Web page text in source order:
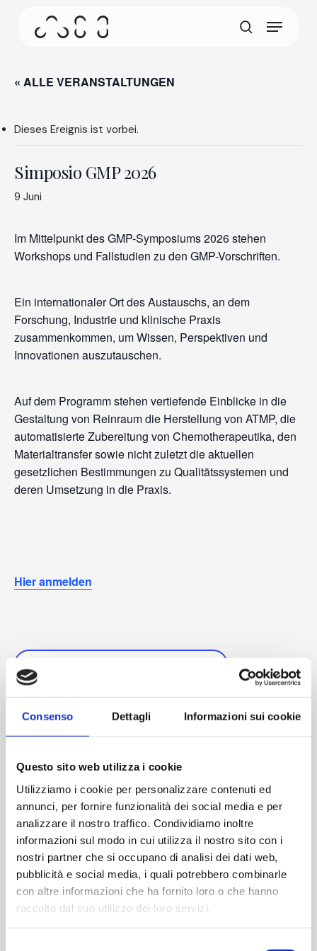
Consenso Dettagli Informazioni sui cookie
Questo sito web utilizza i cookie
Utilizziamo i cookie per personalizzare contenuti ed
annunci, per fornire funzionalità dei social media e per
analizzare il nostro traffico. Condividiamo inoltre
informazioni sul modo in cui utilizza il nostro sito con i
nostri partner che si occupano di analisi dei dati web,
pubblicità e social media, i quali potrebbero combinarle
con altre informazioni che ha fornito loro o che hanno
raccolto dal suo utilizzo dei loro servizi.
Dieser Bildschirm ermöglicht es Ihrem Gerät,
weniger Energie als nötig zu verbrauchen wenn
irgendwo auf den Bildschirm.
Hauptinhalt
springen
Menü
« ALLE VERANSTALTUNGEN
Dieses Ereignis ist vorbei.
Simposio GMP 2026
9 Juni
Im Mittelpunkt des GMP-Symposiums 2026 stehen
Workshops und Fallstudien zu den GMP-Vorschriften.
Ein internationaler Ort des Austauschs, an dem
Forschung, Industrie und klinische Praxis
zusammenkommen, um Wissen, Perspektiven und
Innovationen auszutauschen.
Auf dem Programm stehen vertiefende Einblicke in die
Gestaltung von Reinraum die Herstellung von ATMP, die
automatisierte Zubereitung von Chemotherapeutika, den
Materialtransfer sowie nicht zuletzt die aktuellen
gesetzlichen Bestimmungen zu Qualitätssystemen und
deren Umsetzung in die Praxis.
Hier anmelden
9. Juni
Veranstaltungs-Tag:
Reinraum ,GMP,Symposium